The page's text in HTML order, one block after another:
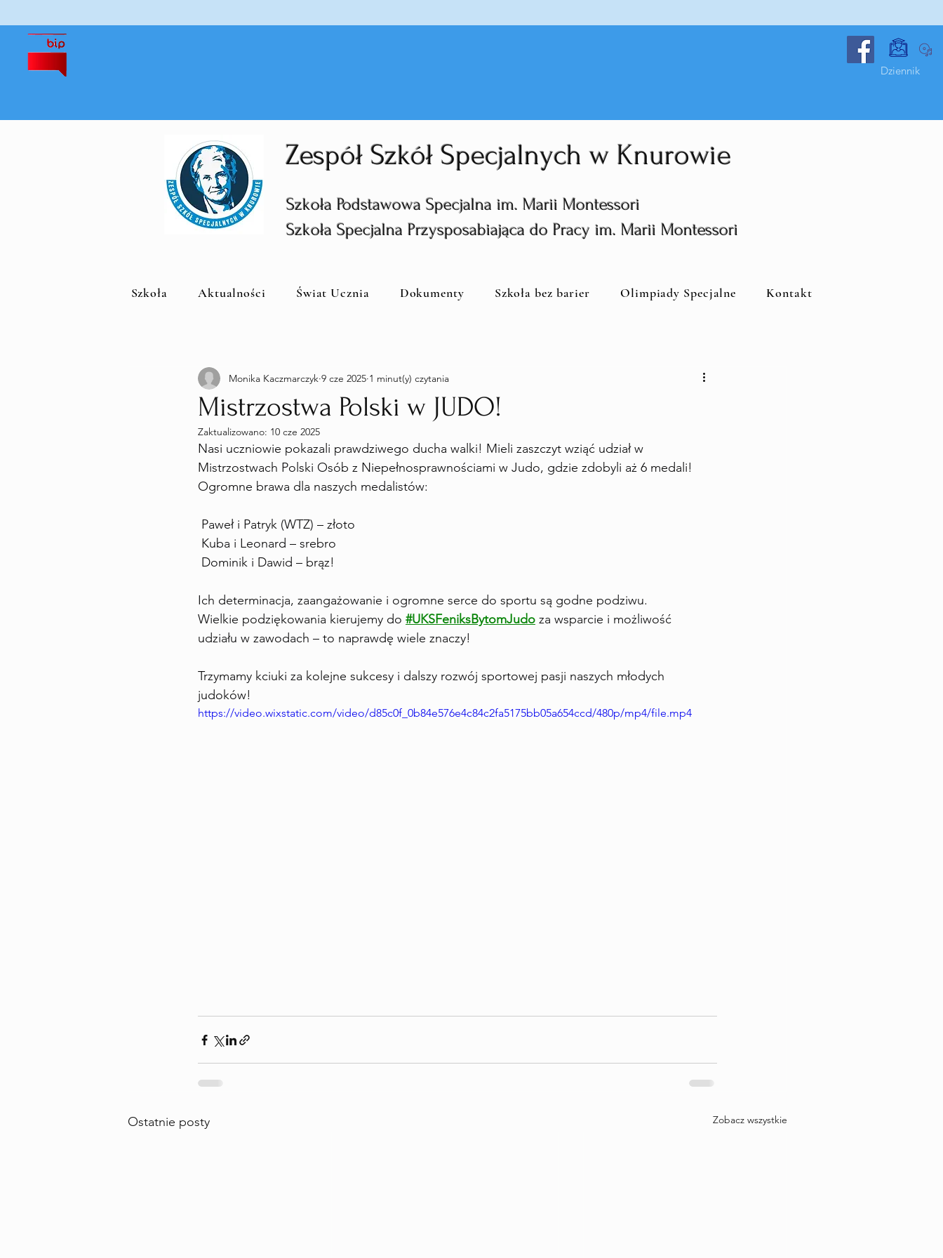
Dziennik
Zespół Szkół Specjalnych w Knurowie
Szkoła Podstawowa Specjalna im. Marii Montessori
Szkoła Specjalna Przysposabiająca do Pracy im. Marii Montessori
Szkoła Aktualności Świat Ucznia Dokumenty Szkoła bez barier Olimpiady Specjalne Kontakt
Mistrzostwa Polski w JUDO!
Monika Kaczmarczyk 9 cze 2025 1 minut(y) czytania
Zaktualizowano: 10 cze 2025
Nasi uczniowie pokazali prawdziwego ducha walki! Mieli zaszczyt wziąć udział w
Mistrzostwach Polski Osób z Niepełnosprawnościami w Judo, gdzie zdobyli aż 6 medali!
Ogromne brawa dla naszych medalistów:
Paweł i Patryk (WTZ) – złoto
Kuba i Leonard – srebro
Dominik i Dawid – brąz!
Ich determinacja, zaangażowanie i ogromne serce do sportu są godne podziwu.
Wielkie podziękowania kierujemy do #UKSFeniksBytomJudo za wsparcie i możliwość
udziału w zawodach – to naprawdę wiele znaczy!
Trzymamy kciuki za kolejne sukcesy i dalszy rozwój sportowej pasji naszych młodych
judoków!
https://video.wixstatic.com/video/d85c0f_0b84e576e4c84c2fa5175bb05a654ccd/480p/mp4/file.mp4
Ostatnie posty Zobacz wszystkie
Szkoła Podstawowa Specjalna im. Marii Montessori